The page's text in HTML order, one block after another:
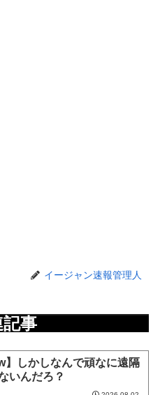
イージャン速報管理人
記事
】しかしなんで頑なに遠隔
いんだろ？